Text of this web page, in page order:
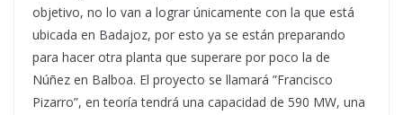
objetivo, no lo van a lograr únicamente con la que está
ubicada en Badajoz, por esto ya se están preparando
para hacer otra planta que superare por poco la de
Núñez en Balboa. El proyecto se llamará ”Francisco
Pizarro”, en teoría tendrá una capacidad de 590 MW, una